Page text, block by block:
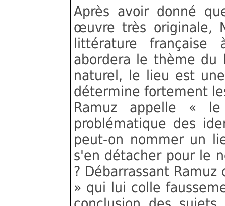
Après avoir donné
œuvre très originale,
littérature française
abordera le thème du
naturel, le lieu est
détermine fortement
Ramuz appelle «
problématique des
peut-on nommer un
s'en détacher pour le
? Débarrassant
» qui lui colle